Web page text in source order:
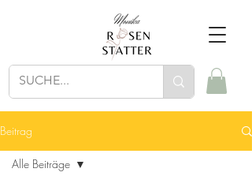
Beitrag
Alle Beiträge